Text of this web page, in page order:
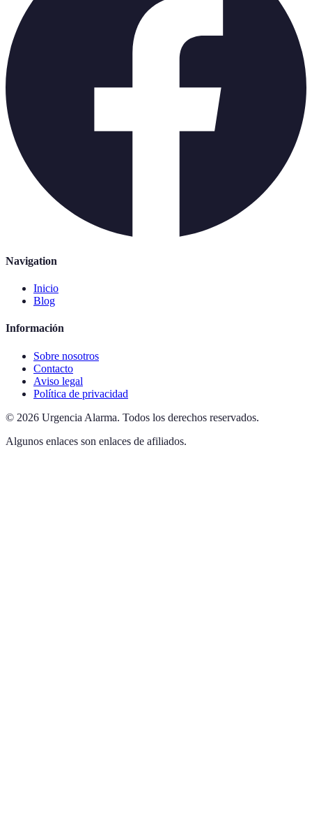
Navigation
Inicio
Blog
Información
Sobre nosotros
Contacto
Aviso legal
Política de privacidad
© 2026 Urgencia Alarma. Todos los derechos reservados.
Algunos enlaces son enlaces de afiliados.